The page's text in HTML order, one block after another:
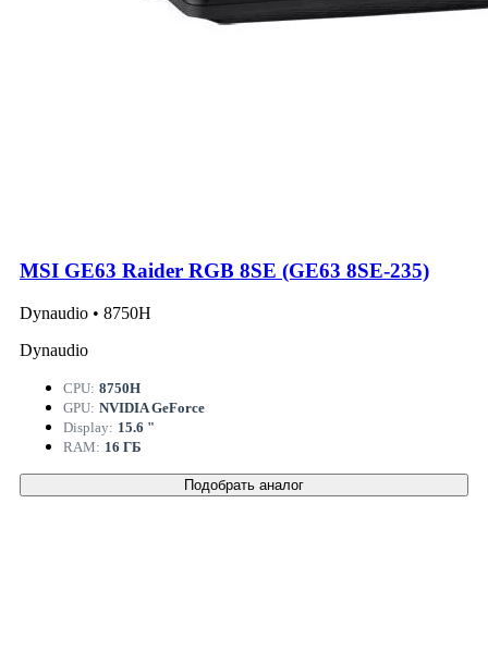
MSI GE63 Raider RGB 8SE (GE63 8SE-235)
Dynaudio • 8750H
Dynaudio
CPU: 8750H
GPU: NVIDIA GeForce
Display: 15.6 "
RAM: 16 ГБ
Подобрать аналог